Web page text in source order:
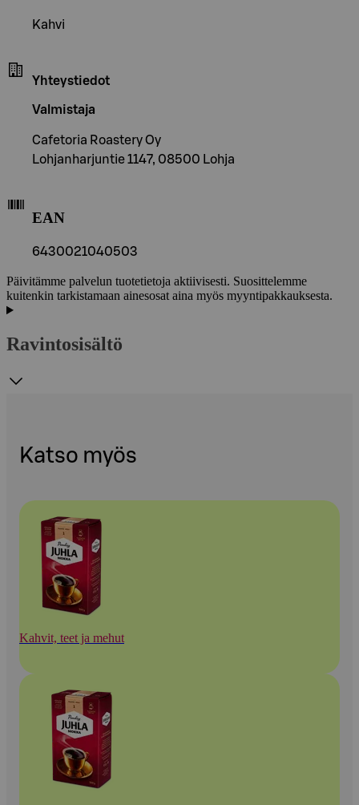
Kahvi
Yhteystiedot
Valmistaja
Cafetoria Roastery Oy
Lohjanharjuntie 1147, 08500 Lohja
EAN
6430021040503
Päivitämme palvelun tuotetietoja aktiivisesti. Suosittelemme
kuitenkin tarkistamaan ainesosat aina myös myyntipakkauksesta.
Ravintosisältö
Katso myös
Kahvit, teet ja mehut